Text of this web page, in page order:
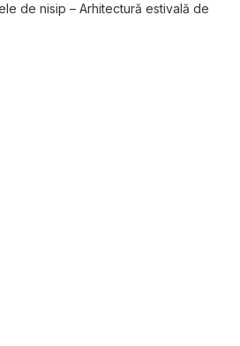
de nisip – Arhitectură estivală de